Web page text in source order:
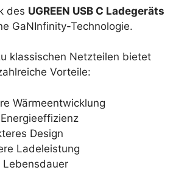
des UGREEN USB C Ladegeräts
GaNInfinity-Technologie.
klassischen Netzteilen bietet
Vorteile:
Wärmeentwicklung
Design
Ladeleistung
Lebensdauer